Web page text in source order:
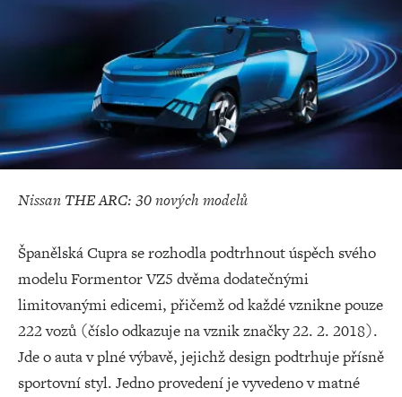
Nissan THE ARC: 30 nových modelů
Španělská Cupra se rozhodla podtrhnout úspěch svého
modelu Formentor VZ5 dvěma dodatečnými
limitovanými edicemi, přičemž od každé vznikne pouze
222 vozů (číslo odkazuje na vznik značky 22. 2. 2018).
Jde o auta v plné výbavě, jejichž design podtrhuje přísně
sportovní styl. Jedno provedení je vyvedeno v matné